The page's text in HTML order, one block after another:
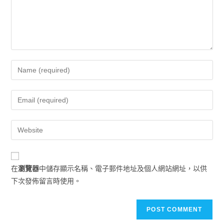
在瀏覽器中儲存顯示名稱、電子郵件地址及個人網站網址，以供
下次發佈留言時使用。